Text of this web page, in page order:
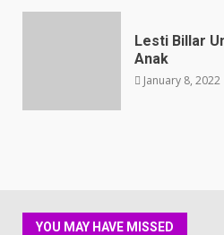
Lesti Billar
Anak
January 8, 2022
YOU MAY HAVE MISSED